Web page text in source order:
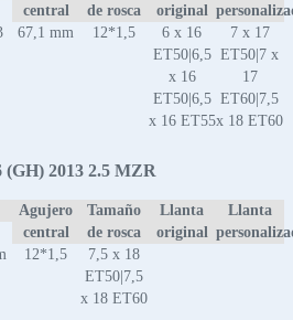
central
de rosca
original
67,1 mm 12*1,5
6 x 16
ET50|6,5
x 16
ET50|6,5
x 16 ET55
7 x 17
ET50|7 x
17
ET60|7,5
x 18 ET60
(GH) 2013 2.5 MZR
Agujero
central
Tamaño
de rosca
Llanta
original
Llanta
12*1,5
7,5 x 18
ET50|7,5
x 18 ET60